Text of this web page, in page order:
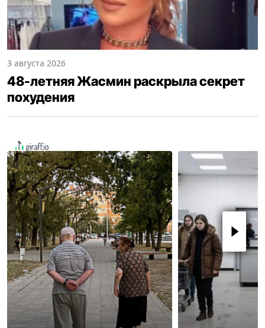
3 августа 2026
48-летняя Жасмин раскрыла секрет
похудения